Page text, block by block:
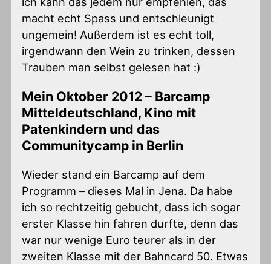
macht echt Spass und entschleunigt
ungemein! Außerdem ist es echt toll,
irgendwann den Wein zu trinken, dessen
Trauben man selbst gelesen hat :)
Mein Oktober 2012 – Barcamp
Mitteldeutschland, Kino mit
Patenkindern und das
Communitycamp in Berlin
Wieder stand ein Barcamp auf dem
Programm – dieses Mal in Jena. Da habe
ich so rechtzeitig gebucht, dass ich sogar
erster Klasse hin fahren durfte, denn das
war nur wenige Euro teurer als in der
zweiten Klasse mit der Bahncard 50. Etwas